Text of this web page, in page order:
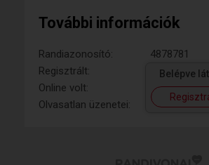
További információk
Randiazonosító:
4878781
Regisztrált:
Online volt:
Olvasatlan üzenetei:
Belépve